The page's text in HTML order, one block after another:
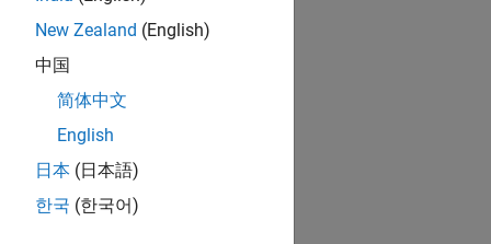
New Zealand (English)
中国
简体中文
English
日本 (日本語)
한국 (한국어)